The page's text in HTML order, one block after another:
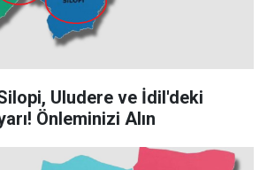
Uludere ve İdil'deki
Önleminizi Alın